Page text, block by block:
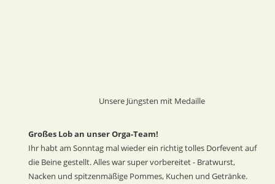
Unsere Jüngsten mit Medaille
Großes Lob an unser Orga-Team!
Ihr habt am Sonntag mal wieder ein richtig tolles Dorfevent auf
die Beine gestellt. Alles war super vorbereitet - Bratwurst,
Nacken und spitzenmäßige Pommes, Kuchen und Getränke.